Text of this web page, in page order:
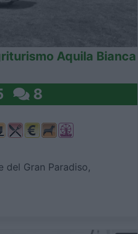
Aquila Bianca
8
del Gran Paradiso,